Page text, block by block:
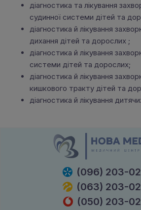
діагностика та лікування
судинної системи дітей та
діагностика й лікування
дихання дітей та дорослих ;
діагностика й лікування
системи дітей та дорослих;
діагностика й лікування
кишкового тракту дітей та
діагностика й лікування
(096) 203-
(063) 203-
(050) 203-